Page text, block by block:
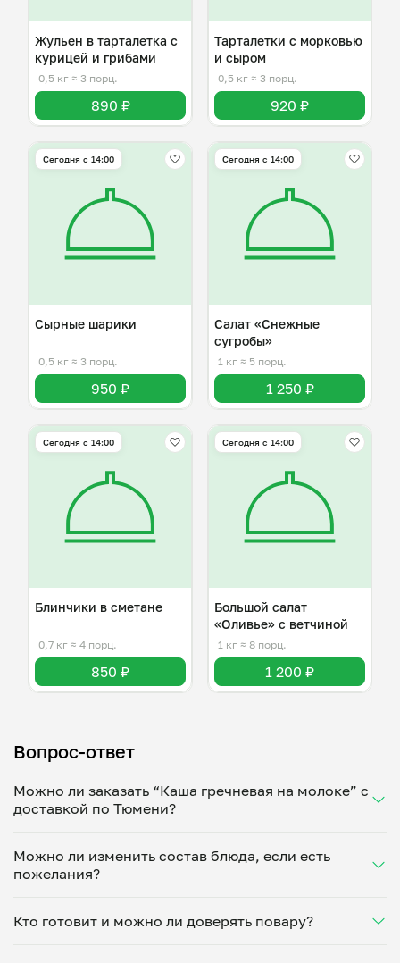
Жульен в тарталетка с
курицей и грибами
0,5 кг ≈ 3 порц.
890 ₽
Тарталетки с морковью
и сыром
0,5 кг ≈ 3 порц.
920 ₽
Сегодня с 14:00
Сырные шарики
0,5 кг ≈ 3 порц.
950 ₽
Сегодня с 14:00
Салат «Снежные
сугробы»
1 кг ≈ 5 порц.
1 250 ₽
Сегодня с 14:00
Блинчики в сметане
0,7 кг ≈ 4 порц.
850 ₽
Сегодня с 14:00
Большой салат
«Оливье» с ветчиной
1 кг ≈ 8 порц.
1 200 ₽
Вопрос-ответ
Можно ли заказать “Каша гречневая на молоке” с
доставкой по Тюмени?
Укажите удобное время — и получите свежее
домашнее блюдо в большой порции прямо с плиты.
минут. Статус заказа отслеживайте в личном
кабинете, а с поваром можно связаться напрямую в
Можно ли изменить состав блюда, если есть
пожелания?
ваши предпочтения: уберет специи, снизит
Укажите пожелания при оформлении или напишите
Кто готовит и можно ли доверять повару?